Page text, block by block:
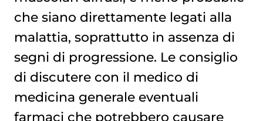
che siano direttamente legati alla
malattia, soprattutto in assenza di
segni di progressione. Le consiglio
di discutere con il medico di
medicina generale eventuali
farmaci che potrebbero causare